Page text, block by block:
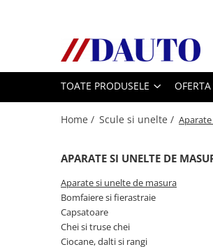
Toate Produsele
Bullbare, Suporti lumini camioane
Accesorii inox
DAF XF Euro 6
TOATE PRODUSELE
Home / Scule si unelte /
APARATE SI UNELTE DE
Aparate si unelte de masura
Bomfaiere si fierastraie
Capsatoare
Chei si truse chei
Ciocane, dalti si rangi